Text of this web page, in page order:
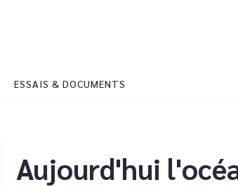
ESSAIS & DOCUMENTS
Aujourd'hui